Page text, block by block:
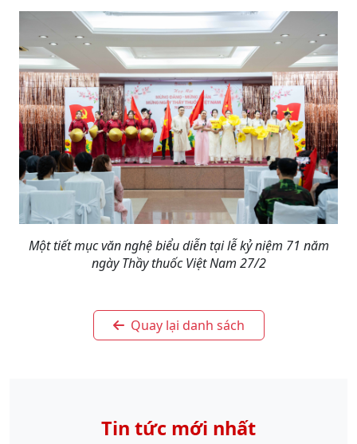
Một tiết mục văn nghệ biểu diễn tại lễ kỷ niệm 71 năm
ngày Thầy thuốc Việt Nam 27/2
Quay lại danh sách
Tin tức mới nhất